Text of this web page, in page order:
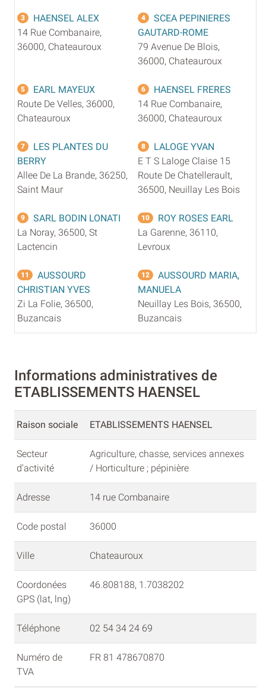
3
HAENSEL ALEX
14 Rue Combanaire,
36000, Chateauroux
4
SCEA PEPINIERES
GAUTARD-ROME
79 Avenue De Blois,
36000, Chateauroux
5
EARL MAYEUX
Route De Velles, 36000,
Chateauroux
6
HAENSEL FRERES
14 Rue Combanaire,
36000, Chateauroux
7
LES PLANTES DU
BERRY
Allee De La Brande, 36250,
Saint Maur
8
LALOGE YVAN
E T S Laloge Claise 15
Route De Chatellerault,
36500, Neuillay Les Bois
9
SARL BODIN LONATI
La Noray, 36500, St
Lactencin
10
ROY ROSES EARL
La Garenne, 36110,
Levroux
11
AUSSOURD
CHRISTIAN YVES
Zi La Folie, 36500,
Buzancais
12
AUSSOURD MARIA,
MANUELA
Neuillay Les Bois, 36500,
Buzancais
Informations administratives de
ETABLISSEMENTS HAENSEL
Raison sociale ETABLISSEMENTS HAENSEL
Secteur
d'activité
Agriculture, chasse, services annexes
/ Horticulture ; pépinière
Adresse 14 rue Combanaire
Code postal 36000
Ville Chateauroux
Coordonées
GPS (lat, lng)
46.808188, 1.7038202
Téléphone 02 54 34 24 69
Numéro de
TVA
FR 81 478670870